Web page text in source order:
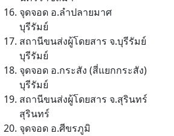
จุดจอด อ.ลำปลายมาศ
บุรีรัมย์
สถานีขนส่งผู้โดยสาร จ.บุรีรัมย์
บุรีรัมย์
จุดจอด อ.กระสัง (สี่แยกกระสัง)
บุรีรัมย์
สถานีขนส่งผู้โดยสาร จ.สุรินทร์
สุรินทร์
จุดจอด อ.ศีขรภูมิ